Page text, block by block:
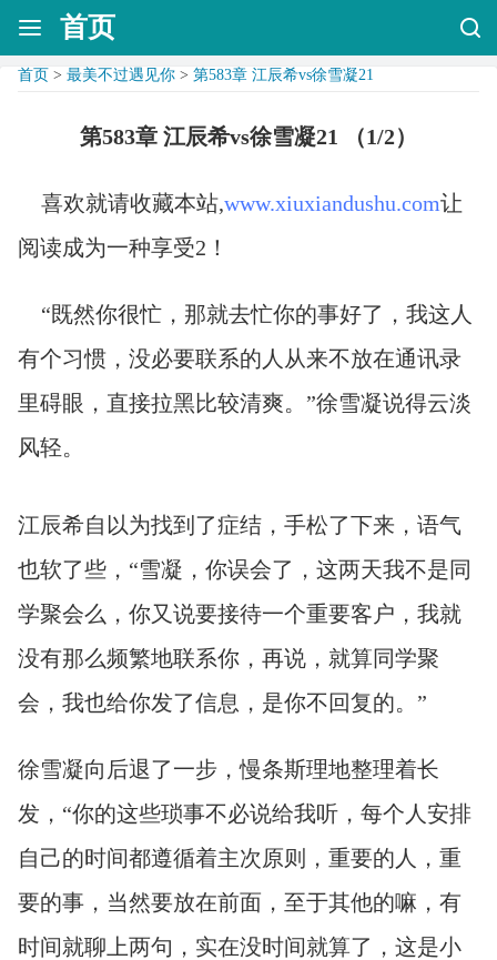
首页
首页 > 最美不过遇见你 > 第583章 江辰希vs徐雪凝21
第583章 江辰希vs徐雪凝21 （1/2）
喜欢就请收藏本站,www.xiuxiandushu.com让
阅读成为一种享受2！
“既然你很忙，那就去忙你的事好了，我这人
有个习惯，没必要联系的人从来不放在通讯录
里碍眼，直接拉黑比较清爽。”徐雪凝说得云淡
风轻。
江辰希自以为找到了症结，手松了下来，语气
也软了些，“雪凝，你误会了，这两天我不是同
学聚会么，你又说要接待一个重要客户，我就
没有那么频繁地联系你，再说，就算同学聚
会，我也给你发了信息，是你不回复的。”
徐雪凝向后退了一步，慢条斯理地整理着长
发，“你的这些琐事不必说给我听，每个人安排
自己的时间都遵循着主次原则，重要的人，重
要的事，当然要放在前面，至于其他的嘛，有
时间就聊上两句，实在没时间就算了，这是小